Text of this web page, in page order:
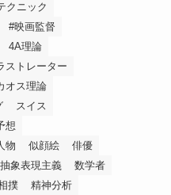
クニック
#映画監督
4A理論
ストレーター
オス理論
スイス
想
物 似顔絵
俳優
抽象表現主義
数学者
撲
精神分析